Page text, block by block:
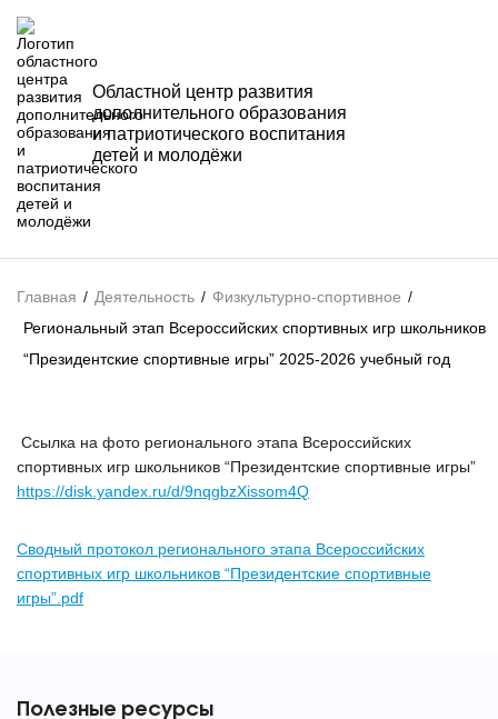
Областной центр развития
дополнительного образования
и патриотического воспитания
детей и молодёжи
Главная / Деятельность / Физкультурно-спортивное /
Региональный этап Всероссийских спортивных игр школьников
“Президентские спортивные игры” 2025-2026 учебный год
Ссылка на фото регионального этапа Всероссийских
спортивных игр школьников “Президентские спортивные игры”
https://disk.yandex.ru/d/9nqgbzXissom4Q
Сводный протокол регионального этапа Всероссийских
спортивных игр школьников “Президентские спортивные
игры”.pdf
Полезные ресурсы